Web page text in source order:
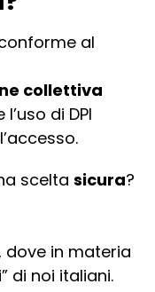
al
collettiva
di DPI
scelta sicura?
dove in materia
di noi italiani.